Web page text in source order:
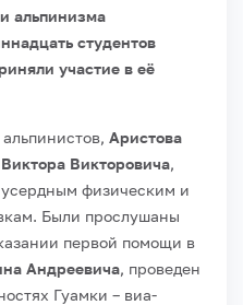
альпинизма
студентов
участие в её
Аристова
Викторовича,
физическим и
Были прослушаны
первой помощи в
Андреевича, проведен
Гуамки – виа-